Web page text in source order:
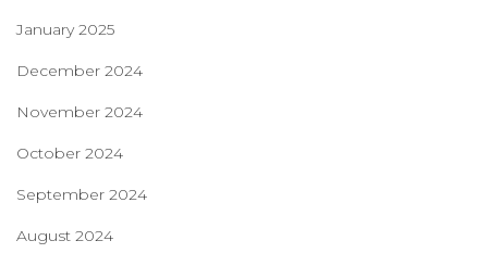
January 2025
December 2024
November 2024
October 2024
September 2024
August 2024